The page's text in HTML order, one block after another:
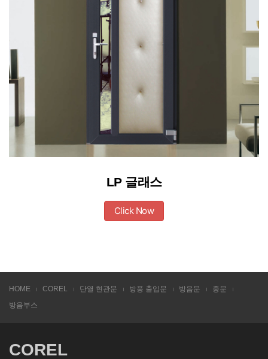
LP 글래스
Click Now
HOME COREL 단열 현관문 방풍 출입문 방음문
중문
방음부스
COREL